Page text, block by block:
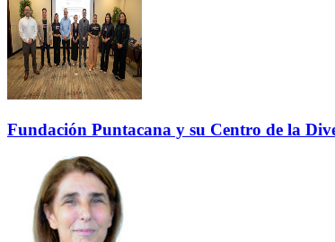
Fundación Puntacana y su Centro de la